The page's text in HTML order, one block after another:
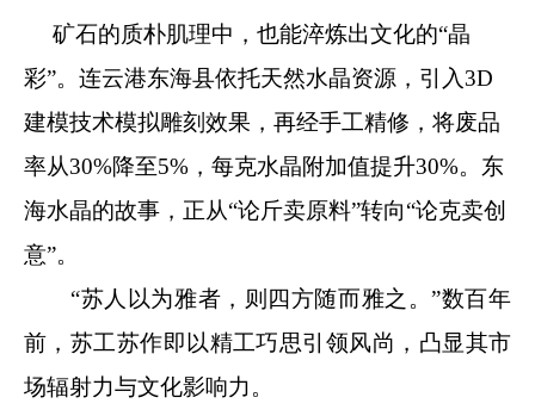
矿石的质朴肌理中，也能淬炼出文化的“晶
彩”。连云港东海县依托天然水晶资源，引入3D
建模技术模拟雕刻效果，再经手工精修，将废品
率从30%降至5%，每克水晶附加值提升30%。东
海水晶的故事，正从“论斤卖原料”转向“论克卖创
意”。
“苏人以为雅者，则四方随而雅之。”数百年
前，苏工苏作即以精工巧思引领风尚，凸显其市
场辐射力与文化影响力。